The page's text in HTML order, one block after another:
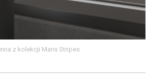
z kolekcji Maris Stripes